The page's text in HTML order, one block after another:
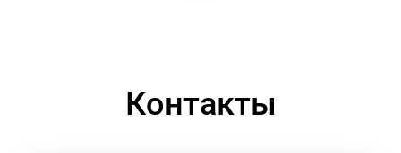
Контакты